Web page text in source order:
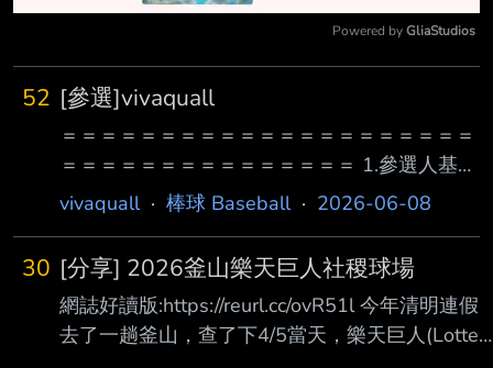
Powered by GliaStudios
52 [參選]vivaquall
＝＝＝＝＝＝＝＝＝＝＝＝＝＝＝＝＝＝＝＝＝
＝＝＝＝＝＝＝＝＝＝＝＝＝＝＝ 1.參選人基本
資料：（可至主選單：(U)ser->(I)nfo查詢） 註
板主：無 登入次數：登入次數 7601 次 有效文
章：文章 217 篇 劣文數：0 2.參選人（含同一
人持有之所有帳號）違規紀錄： a.兩年內是否曾
受站規處分而被停權或宣告褫奪公權？ （請至
vivaquall· 棒球 Baseball· 2026-06-08
30 [分享] 2026釜山樂天巨人社稷球場
網誌好讀版:https://reurl.cc/ovR51l 今年清明連假
去了一趟釜山，查了下4/5當天，樂天巨人(Lotte